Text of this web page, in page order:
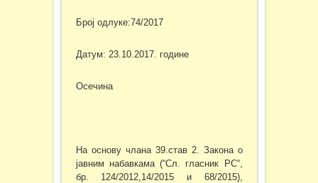
Број одлуке:74/2017
Датум: 23.10.2017. године
Осечина
На основу члана 39.став 2. Закона о
јавним набавкама (“Сл. гласник РС“,
бр. 124/2012,14/2015 и 68/2015),